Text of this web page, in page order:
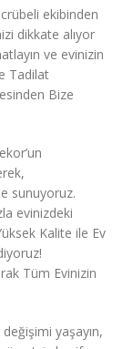
ekibinden
dikkate alıyor
ve evinizin
Tadilat
Bize
sunuyoruz.
evinizdeki
Kalite ile Ev
Tüm Evinizin
yaşayın,